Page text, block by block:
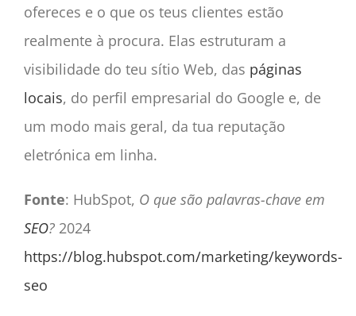
ofereces e o que os teus clientes estão
realmente à procura. Elas estruturam a
visibilidade do teu sítio Web, das páginas
locais, do perfil empresarial do Google e, de
um modo mais geral, da tua reputação
eletrónica em linha.
Fonte: HubSpot, O que são palavras-chave em
SEO?2024
https://blog.hubspot.com/marketing/keywords-
seo